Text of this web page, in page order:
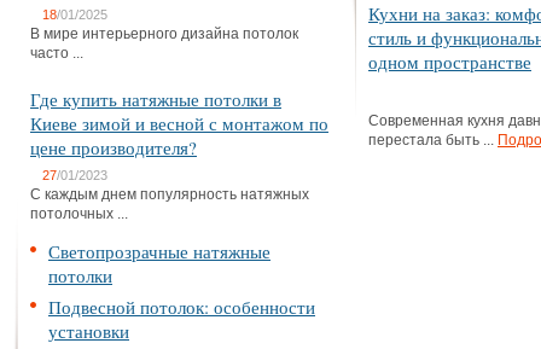
18/01/2025
В мире интерьерного дизайна потолок
часто ...
Где купить натяжные потолки в
Киеве зимой и весной с монтажом по
цене производителя?
27/01/2023
С каждым днем популярность натяжных
потолочных ...
Светопрозрачные натяжные
потолки
Подвесной потолок: особенности
установки
Кухни на заказ:
стиль и
одном пространстве
Современная кухня
перестала быть ...